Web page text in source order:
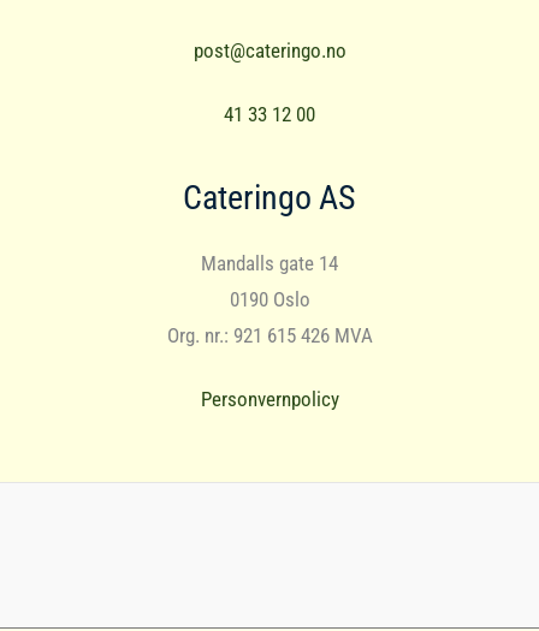
post@cateringo.no
41 33 12 00
Cateringo AS
Mandalls gate 14
0190 Oslo
Org. nr.: 921 615 426 MVA
Personvernpolicy